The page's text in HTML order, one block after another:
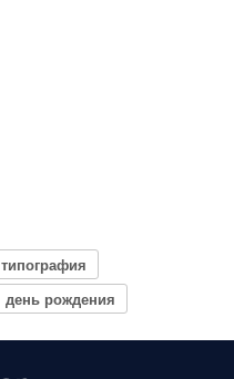
типография
день рождения